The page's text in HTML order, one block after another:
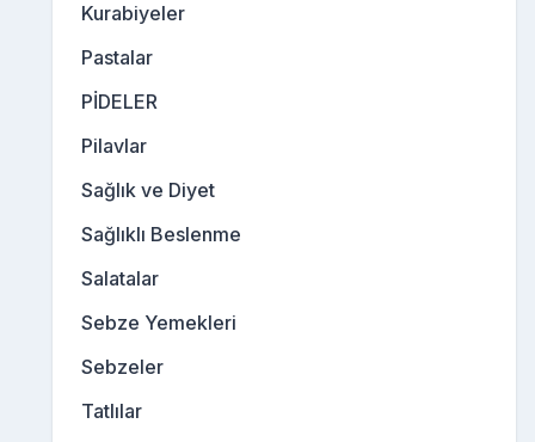
Kurabiyeler
Pastalar
PİDELER
Pilavlar
Sağlık ve Diyet
Sağlıklı Beslenme
Salatalar
Sebze Yemekleri
Sebzeler
Tatlılar